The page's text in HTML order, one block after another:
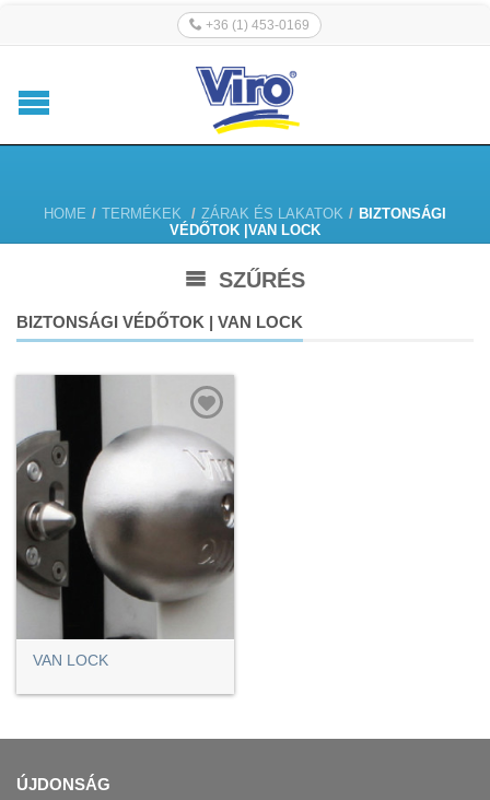
+36 (1) 453-0169
HOME / TERMÉKEK / ZÁRAK ÉS LAKATOK / BIZTONSÁGI
VÉDŐTOK |VAN LOCK
SZŰRÉS
BIZTONSÁGI VÉDŐTOK | VAN LOCK
VAN LOCK
ÚJDONSÁG